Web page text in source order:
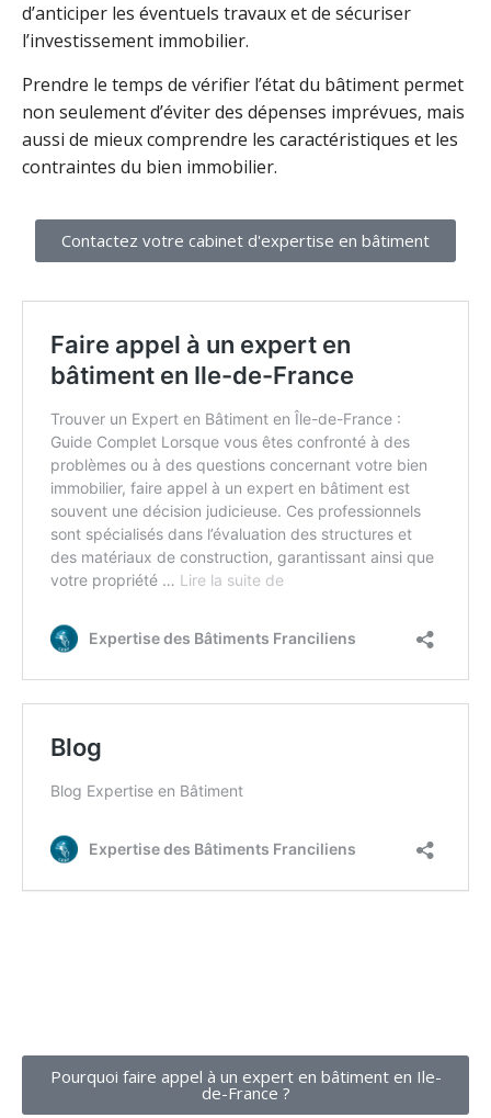
d’anticiper les éventuels travaux et de sécuriser
l’investissement immobilier.
Prendre le temps de vérifier l’état du bâtiment permet
non seulement d’éviter des dépenses imprévues, mais
aussi de mieux comprendre les caractéristiques et les
contraintes du bien immobilier.
Contactez votre cabinet d'expertise en bâtiment
Pourquoi faire appel à un expert en bâtiment en Ile-
de-France ?